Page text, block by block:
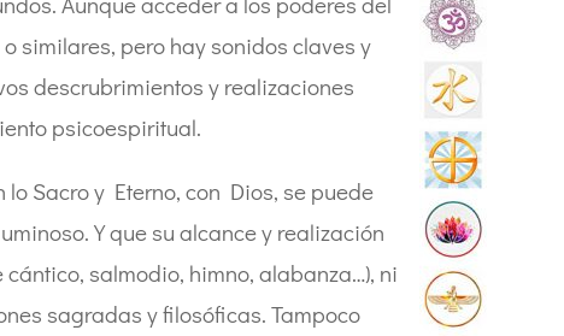
similares, pero hay sonidos claves y
descrubrimientos y realizaciones
psicoespiritual.
Sacro y Eterno, con Dios, se puede
Y que su alcance y realización
salmodio, himno, alabanza…), ni
sagradas y filosóficas. Tampoco